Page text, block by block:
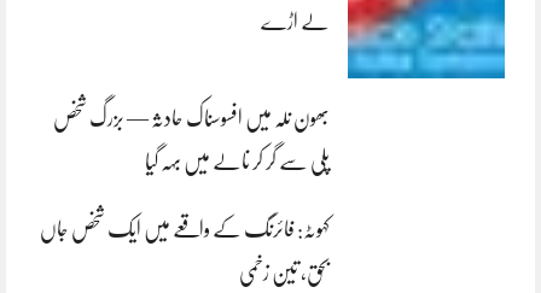
لے اڑے
بھون نلہ میں افسوسناک حادثہ — بزرگ شخص
پلی سے گر کر نالے میں بہہ گیا
کہوٹہ: فائرنگ کے واقعے میں ایک شخص جاں
بحق، تین زخمی